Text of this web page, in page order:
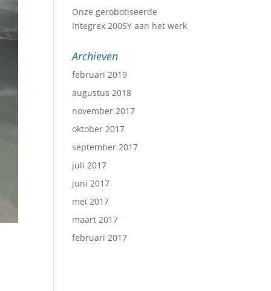
Onze gerobotiseerde
Integrex 200SY aan het werk
Archieven
februari 2019
augustus 2018
november 2017
oktober 2017
september 2017
juli 2017
juni 2017
mei 2017
maart 2017
februari 2017